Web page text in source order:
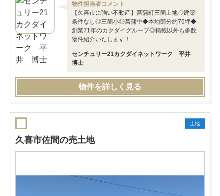
物件担当者コメント
【久喜市に強い不動産】菖蒲町三箇土地◇建築
条件なし◎三箇小◎菖蒲中◆本地部分約76坪◆
創業71年のカクダイグループ◎掲載以外も多数
物件紹介いたします！
センチュリー21カクダイネットワーク 平井
博士
物件を詳しく見る
土地
久喜市佐間の売土地